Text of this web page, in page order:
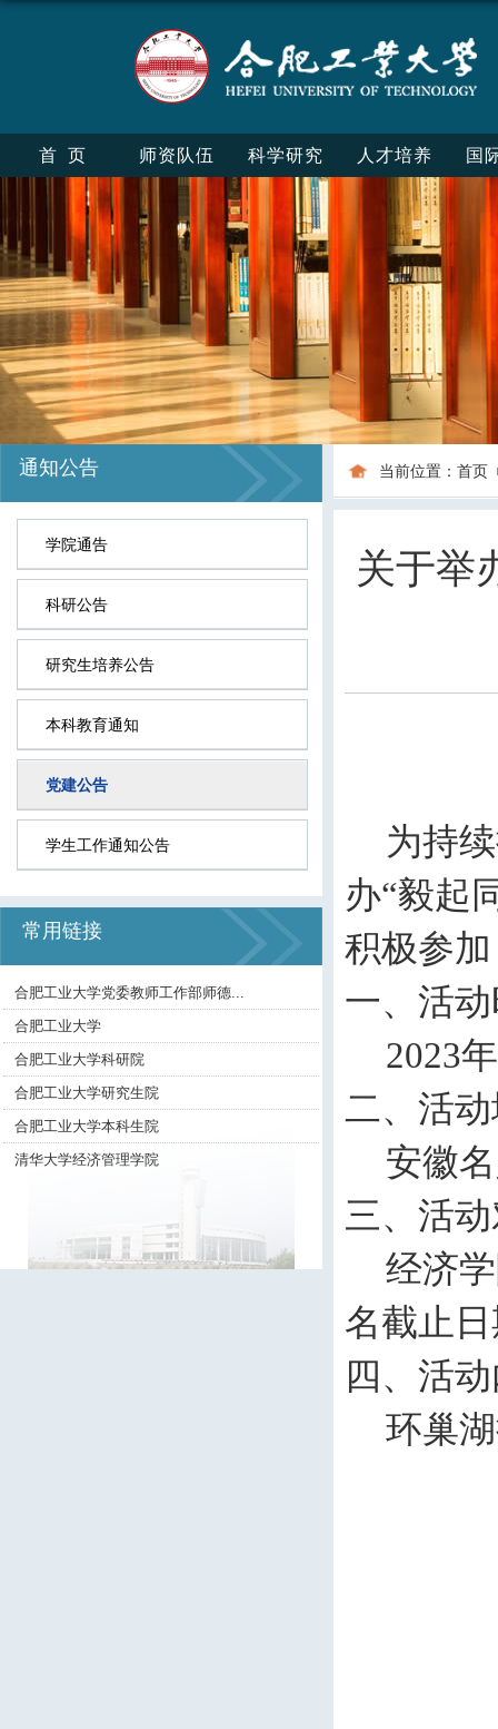
首页 师资队伍 科学研究 人才培养 国
通知公告
学院通告
科研公告
研究生培养公告
本科教育通知
党建公告
学生工作通知公告
常用链接
合肥工业大学党委教师工作部师德...
合肥工业大学
合肥工业大学科研院
合肥工业大学研究生院
合肥工业大学本科生院
清华大学经济管理学院
当前位置： 首页
关于举
为持
办“毅起
积极参
一、活
2023年
二、活
安徽
三、活
经济
名截止
四、活
环巢